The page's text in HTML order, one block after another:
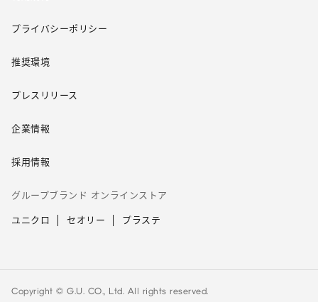
プライバシーポリシー
推奨環境
プレスリリース
企業情報
採用情報
グループブランド オンラインストア
ユニクロ セオリー プラステ
Copyright © G.U. CO., Ltd. All rights reserved.